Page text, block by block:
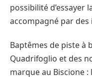
possibilité d’essayer
accompagné par
Baptêmes de piste à
Quadrifoglio et des
marque au Biscione :